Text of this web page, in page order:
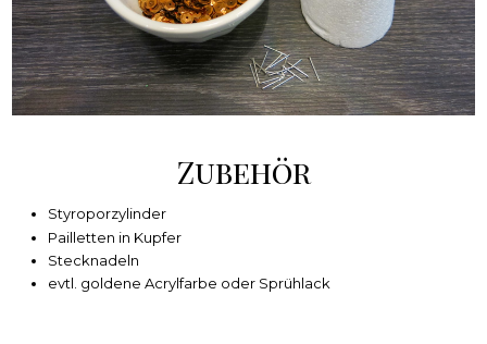
Zubehör
Styroporzylinder
Pailletten in Kupfer
Stecknadeln
evtl. goldene Acrylfarbe oder Sprühlack